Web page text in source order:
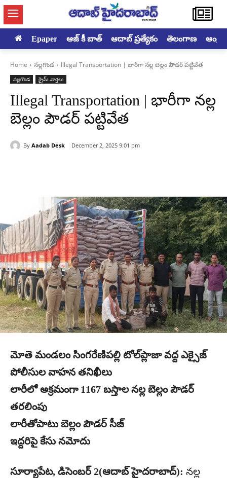
Epaper ఆజ్ కీ బాత్ ఆదాబ్ ప్రత్యేకం తెలంగాణ
Home నల్లగొండ Illegal Transportation | భారీగా నల్ల బెల్లం పౌడర్ పట్టివేత
నల్లగొండ క్రైమ్ వార్తలు
Illegal Transportation | భారీగా నల్ల
బెల్లం పౌడర్ పట్టివేత
By Aadab Desk December 2, 2025 9:01 pm
మోతె మండలం సింగరేణిపల్లి టోల్‌ప్లాజా వద్ద ఎక్సైజ్
పోలీసుల వాహన తనిఖీలు
లారీలో అక్రమంగా 1167 బస్తాల నల్ల బెల్లం పౌడర్
తరలింపు
లారీతోపాటు బెల్లం పౌడర్‌ సీజ్
ఇద్దరిపై కేసు నమోదు
సూర్యాపేట, డిసెంబర్ 2(ఆదాబ్ హైదరాబాద్): నల్ల